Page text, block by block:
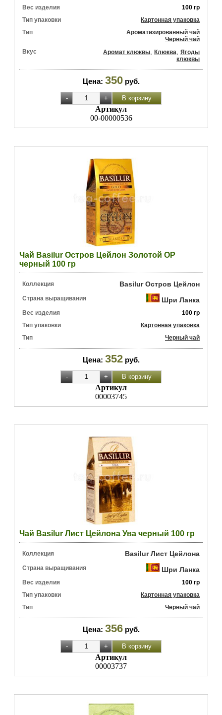
Вес изделия
100 гр
Тип упаковки
Картонная упаковка
Тип
Ароматизированный чай
Черный чай
Вкус
Аромат клюквы Клюква Ягоды
клюквы
Цена: 350 руб.
Артикул
00-00000536
Чай Basilur Остров Цейлон Золотой OP
черный 100 гр
Коллекция Basilur Остров Цейлон
Страна выращивания Шри Ланка
Вес изделия
100 гр
Тип упаковки
Картонная упаковка
Тип
Черный чай
Цена: 352 руб.
Артикул
00003745
Чай Basilur Лист Цейлона Ува черный 100 гр
Коллекция Basilur Лист Цейлона
Страна выращивания Шри Ланка
Вес изделия
100 гр
Тип упаковки
Картонная упаковка
Тип
Черный чай
Цена: 356 руб.
Артикул
00003737